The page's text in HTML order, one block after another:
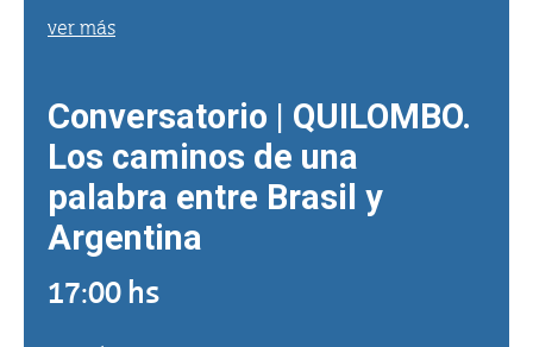
ver más
Conversatorio | QUILOMBO.
Los caminos de una
palabra entre Brasil y
Argentina
17:00 hs